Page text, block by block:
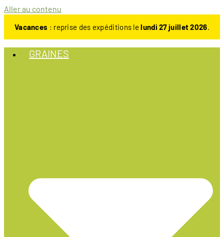
Aller au contenu
Vacances : reprise des expéditions lelundi 27 juillet 2026.
GRAINES